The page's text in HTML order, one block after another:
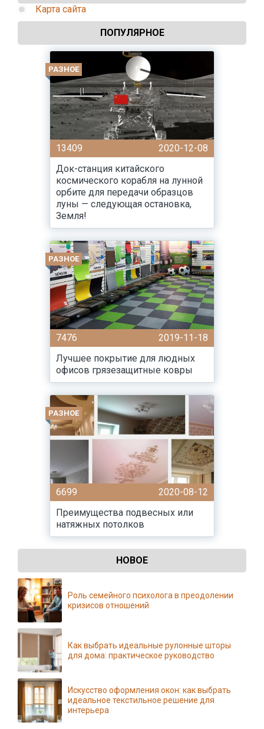
Карта сайта
ПОПУЛЯРНОЕ
РАЗНОЕ
13409
2020-12-08
Док-станция китайского
космического корабля на лунной
орбите для передачи образцов
луны — следующая остановка,
Земля!
РАЗНОЕ
7476
2019-11-18
Лучшее покрытие для людных
офисов грязезащитные ковры
РАЗНОЕ
6699
2020-08-12
Преимущества подвесных или
натяжных потолков
НОВОЕ
Роль семейного психолога в преодолении
кризисов отношений
Как выбрать идеальные рулонные шторы
для дома: практическое руководство
Искусство оформления окон: как выбрать
идеальное текстильное решение для
интерьера